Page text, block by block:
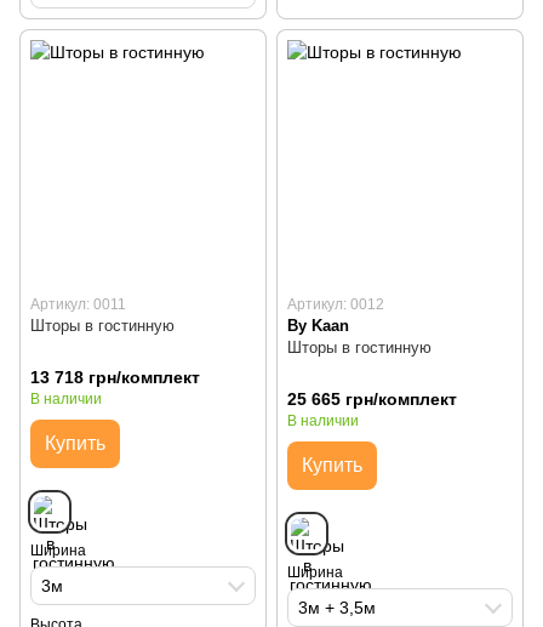
Артикул: 0011
Шторы в гостинную
13 718 грн/комплект
В наличии
Купить
Ширина
3м
Артикул: 0012
By Kaan
Шторы в гостинную
25 665 грн/комплект
В наличии
Купить
Ширина
3м + 3,5м